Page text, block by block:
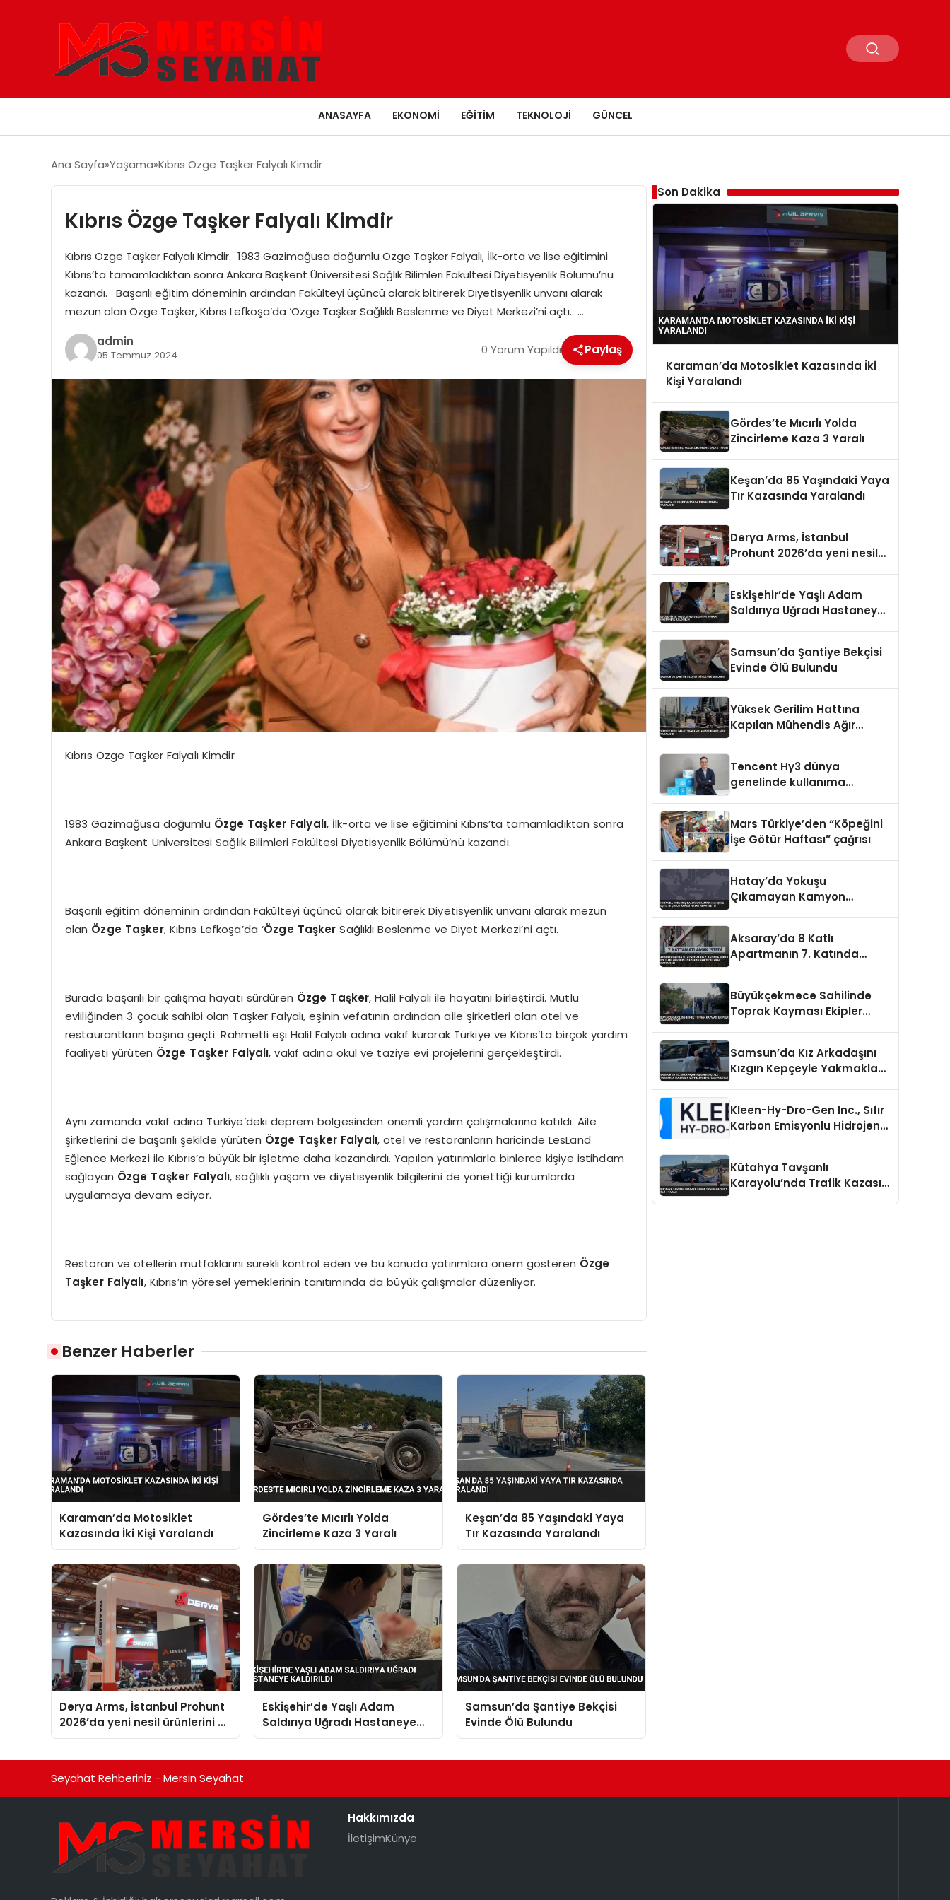
ANASAYFA EKONOMI EĞITIM TEKNOLOJI GÜNCEL
Ana Sayfa Yaşama Kıbrıs Özge Taşker Falyalı Kimdir
Kıbrıs Özge Taşker Falyalı Kimdir
Kıbrıs Özge Taşker Falyalı Kimdir 1983 Gazimağusa doğumlu Özge Taşker Falyalı, İlk-orta ve lise eğitimini
Kıbrıs’ta tamamladıktan sonra Ankara Başkent Üniversitesi Sağlık Bilimleri Fakültesi Diyetisyenlik Bölümü’nü
kazandı. Başarılı eğitim döneminin ardından Fakülteyi üçüncü olarak bitirerek Diyetisyenlik unvanı alarak
mezun olan Özge Taşker, Kıbrıs Lefkoşa’da ‘Özge Taşker Sağlıklı Beslenme ve Diyet Merkezi’ni açtı. …
admin
05 Temmuz 2024 0 Yorum Yapıldı Paylaş
Kıbrıs Özge Taşker Falyalı Kimdir
1983 Gazimağusa doğumlu Özge Taşker Falyalı, İlk-orta ve lise eğitimini Kıbrıs’ta tamamladıktan sonra
Ankara Başkent Üniversitesi Sağlık Bilimleri Fakültesi Diyetisyenlik Bölümü’nü kazandı.
Başarılı eğitim döneminin ardından Fakülteyi üçüncü olarak bitirerek Diyetisyenlik unvanı alarak mezun
olan Özge Taşker, Kıbrıs Lefkoşa’da ‘Özge TaşkerSağlıklı Beslenme ve Diyet Merkezi’ni açtı.
Burada başarılı bir çalışma hayatı sürdüren Özge Taşker, Halil Falyalı ile hayatını birleştirdi. Mutlu
evliliğinden 3 çocuk sahibi olan Taşker Falyalı, eşinin vefatının ardından aile şirketleri olan otel ve
restaurantların başına geçti. Rahmetli eşi Halil Falyalı adına vakıf kurarak Türkiye ve Kıbrıs’ta birçok yardım
faaliyeti yürüten Özge Taşker Falyalı, vakıf adına okul ve taziye evi projelerini gerçekleştirdi.
Aynı zamanda vakıf adına Türkiye’deki deprem bölgesinden önemli yardım çalışmalarına katıldı. Aile
şirketlerini de başarılı şekilde yürüten Özge Taşker Falyalı, otel ve restoranların haricinde LesLand
Eğlence Merkezi ile Kıbrıs’a büyük bir işletme daha kazandırdı. Yapılan yatırımlarla binlerce kişiye istihdam
sağlayan Özge Taşker Falyalı, sağlıklı yaşam ve diyetisyenlik bilgilerini de yönettiği kurumlarda
uygulamaya devam ediyor.
Restoran ve otellerin mutfaklarını sürekli kontrol eden ve bu konuda yatırımlara önem gösteren Özge
Taşker Falyalı, Kıbrıs’ın yöresel yemeklerinin tanıtımında da büyük çalışmalar düzenliyor.
Benzer Haberler
Karaman’da Motosiklet
Kazasında İki Kişi Yaralandı
Gördes’te Mıcırlı Yolda
Zincirleme Kaza 3 Yaralı
Keşan’da 85 Yaşındaki Yaya
Tır Kazasında Yaralandı
Derya Arms, İstanbul Prohunt
2026’da yeni nesil ürünlerini ve
global marka vizyonunu
Eskişehir’de Yaşlı Adam
Saldırıya Uğradı Hastaneye
Kaldırıldı
Samsun’da Şantiye Bekçisi
Evinde Ölü Bulundu
Son Dakika
Karaman’da Motosiklet Kazasında İki
Kişi Yaralandı
Gördes’te Mıcırlı Yolda
Zincirleme Kaza 3 Yaralı
Keşan’da 85 Yaşındaki Yaya
Tır Kazasında Yaralandı
Derya Arms, İstanbul
Prohunt 2026’da yeni nesil
Eskişehir’de Yaşlı Adam
Saldırıya Uğradı Hastaneye
Samsun’da Şantiye Bekçisi
Evinde Ölü Bulundu
Yüksek Gerilim Hattına
Kapılan Mühendis Ağır
Tencent Hy3 dünya
genelinde kullanıma
Mars Türkiye’den “Köpeğini
İşe Götür Haftası” çağrısı
Hatay’da Yokuşu
Çıkamayan Kamyon
Aksaray’da 8 Katlı
Apartmanın 7. Katında
Kurtarıldı
Büyükçekmece Sahilinde
Toprak Kayması Ekipler
Samsun’da Kız Arkadaşını
Kızgın Kepçeyle Yakmakla
Kleen-Hy-Dro-Gen Inc., Sıfır
Karbon Emisyonlu Hidrojen
Aldı
Kütahya Tavşanlı
Karayolu’nda Trafik Kazası 1
Seyahat Rehberiniz - Mersin Seyahat
Hakkımızda
İletişimKünye